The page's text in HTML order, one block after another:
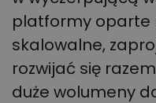
platformy oparte
skalowalne,
rozwijać się
duże wolumeny